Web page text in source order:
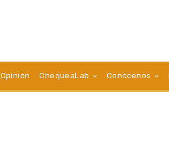
Opinión ChequeaLab Conócenos